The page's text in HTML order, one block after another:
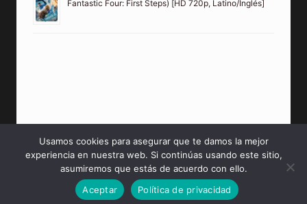
Fantastic Four: First Steps) [HD 720p, Latino/Inglés]
© 2026 PeliculasMP4HD Sitio creado para tí.
Usamos cookies para asegurar que te damos la mejor
experiencia en nuestra web. Si continúas usando este sitio,
asumiremos que estás de acuerdo con ello.
Aceptar
Política de privacidad